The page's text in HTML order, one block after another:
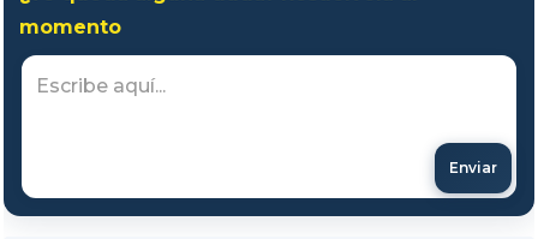
momento
Enviar